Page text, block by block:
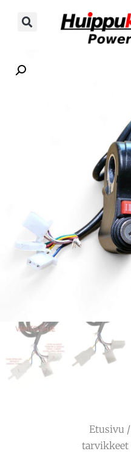
Etusivu /
tarvikkeet